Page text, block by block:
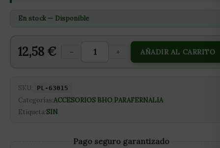
En stock — Disponible
12,58 € - + AÑADIR AL CARRITO
SKU: PL-63015
Categorías:ACCESORIOS BHO,PARAFERNALIA
Etiqueta:SIN
Pago seguro garantizado